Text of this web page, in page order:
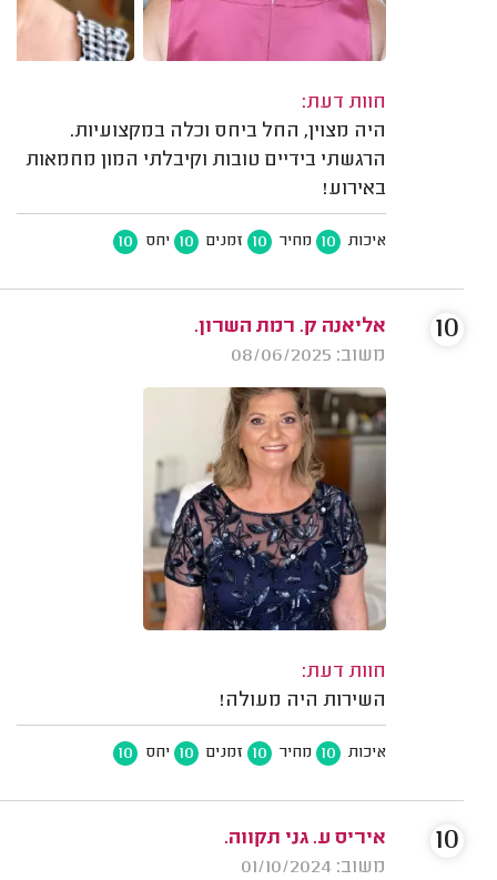
חוות דעת:
היה מצוין, החל ביחס וכלה במקצועיות.
הרגשתי בידיים טובות וקיבלתי המון מחמאות
באירוע!
איכות 10 מחיר 10 זמנים 10 יחס 10
אליאנה ק. רמת השרון.
משוב: 08/06/2025
חוות דעת:
השירות היה מעולה!
איכות 10 מחיר 10 זמנים 10 יחס 10
10
איריס ע. גני תקווה.
משוב: 01/10/2024
10